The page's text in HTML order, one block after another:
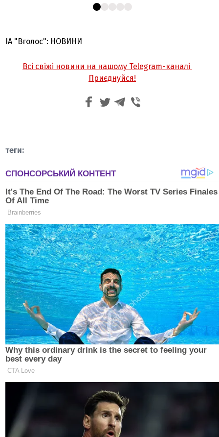
ІА "Вголос": НОВИНИ
Всі свіжі новини на нашому Telegram-каналі
Приєднуйся!